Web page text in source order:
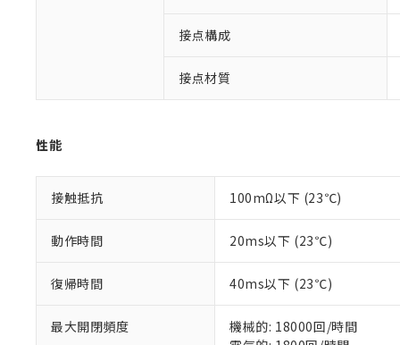
接点構成
接点材質
性能
接触抵抗 100mΩ以下 (23℃)
動作時間 20ms以下 (23℃)
復帰時間 40ms以下 (23℃)
最大開閉頻度
機械的: 18000回/時間
ご利用条件
以下の条件をお
本サービス
い。
正式な納期
オムロン制御
在庫状況お
す。
マイパーツ
ている必要が
お客様が当
仕入先様の事情
*EU RoHS指令（10物質
フタル酸エステル類の
※2 対応予定月
部品在庫の切り替
※1 中国
「○」：最大均質
「×」：最大均質
Cr(Ⅵ)(六価クロム) :
DEHP(フタル酸ビス(2-
※2 環境保護使
「ｅ」：有害物質
「10」：通常の使
味します。
当社は、こ
ます。
当社は貴社
置等に一切
また当社は
たしません。
空
受注生